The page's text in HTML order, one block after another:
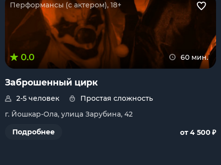
Перформансы (с актером), 18+
0.0 60 мин.
Заброшенный цирк
2-5 человек
Простая сложность
г. Йошкар-Ола, улица Зарубина, 42
Подробнее
от 4 500 ₽